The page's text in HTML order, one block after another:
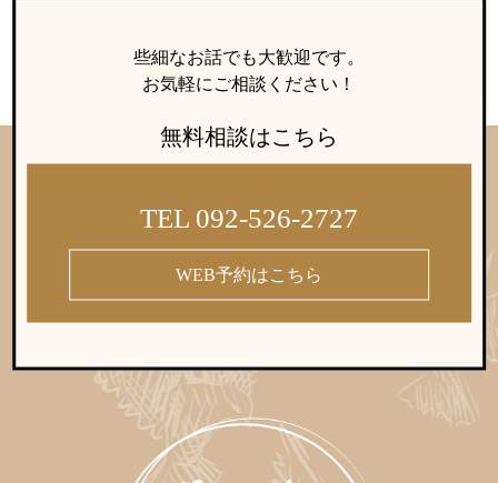
些細なお話でも大歓迎です。
お気軽にご相談ください！
無料相談はこちら
TEL 092-526-2727
WEB予約はこちら